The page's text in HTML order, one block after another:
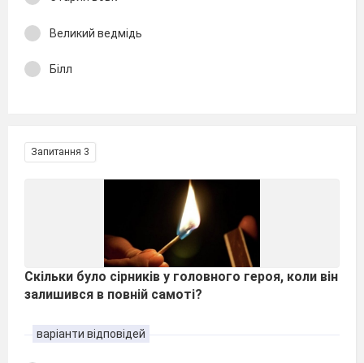
Великий ведмідь
Білл
Запитання 3
Скільки було сірників у головного героя, коли він
залишився в повній самоті?
варіанти відповідей